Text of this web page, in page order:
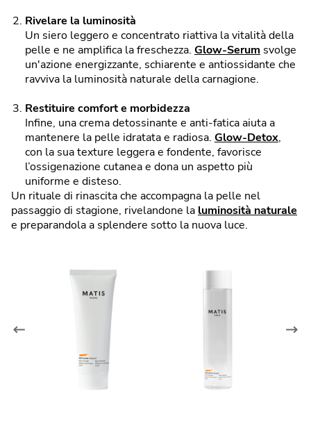
Rivelare la luminosità
Un siero leggero e concentrato riattiva la vitalità della
pelle e ne amplifica la freschezza. Glow-Serum svolge
un'azione energizzante, schiarente e antiossidante che
ravviva la luminosità naturale della carnagione.
Restituire comfort e morbidezza
Infine, una crema detossinante e anti-fatica aiuta a
mantenere la pelle idratata e radiosa. Glow-Detox,
con la sua texture leggera e fondente, favorisce
l’ossigenazione cutanea e dona un aspetto più
uniforme e disteso.
Un rituale di rinascita che accompagna la pelle nel
passaggio di stagione, rivelandone la luminosità naturale
e preparandola a splendere sotto la nuova luce.